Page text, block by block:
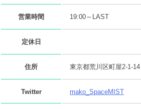
営業時間 19:00～LAST
定休日
住所 東京都荒川区町屋2-1-
Twitter mako_SpaceMIST